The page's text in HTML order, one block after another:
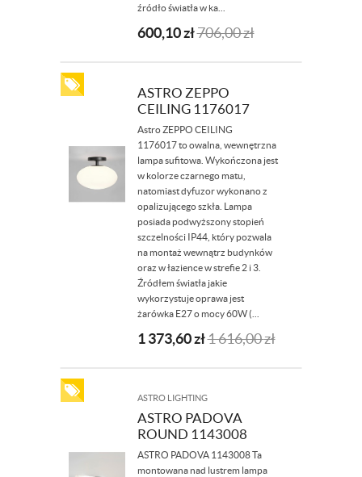
źródło światła w ka...
600,10zł706,00zł
ASTRO ZEPPO
CEILING 1176017
Astro ZEPPO CEILING
1176017 to owalna, wewnętrzna
lampa sufitowa. Wykończona jest
w kolorze czarnego matu,
natomiast dyfuzor wykonano z
opalizującego szkła. Lampa
posiada podwyższony stopień
szczelności IP44, który pozwala
na montaż wewnątrz budynków
oraz w łazience w strefie 2 i 3.
Źródłem światła jakie
wykorzystuje oprawa jest
żarówka E27 o mocy 60W (...
1 373,60zł1 616,00zł
ASTRO LIGHTING
ASTRO PADOVA
ROUND 1143008
ASTRO PADOVA 1143008 Ta
montowana nad lustrem lampa